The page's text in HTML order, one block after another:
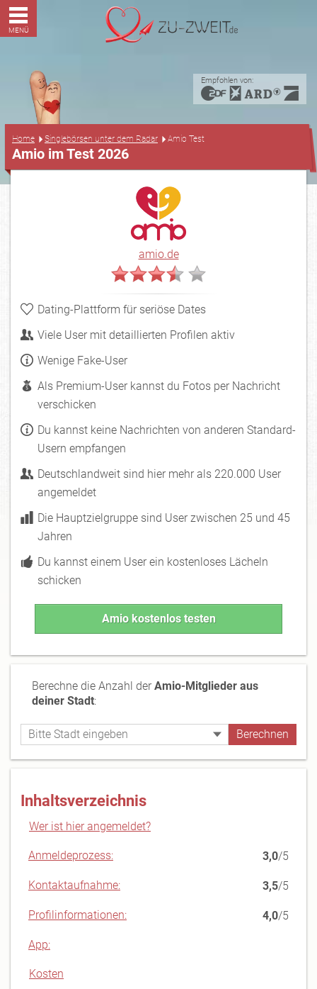
MENÜ
Empfohlen von:
Home Singlebörsen unter dem Radar Amio Test
Amio im Test 2026
amio.de
Dating-Plattform für seriöse Dates
Viele User mit detaillierten Profilen aktiv
Wenige Fake-User
Als Premium-User kannst du Fotos per Nachricht
verschicken
Du kannst keine Nachrichten von anderen Standard-
Usern empfangen
Deutschlandweit sind hier mehr als 220.000 User
angemeldet
Die Hauptzielgruppe sind User zwischen 25 und 45
Jahren
Du kannst einem User ein kostenloses Lächeln
schicken
Amio kostenlos testen
Berechne die Anzahl der Amio-Mitglieder aus
deiner Stadt:
Inhaltsverzeichnis
Wer ist hier angemeldet?
Anmeldeprozess: 3,0/5
Kontaktaufnahme: 3,5/5
Profilinformationen: 4,0/5
App:
Kosten